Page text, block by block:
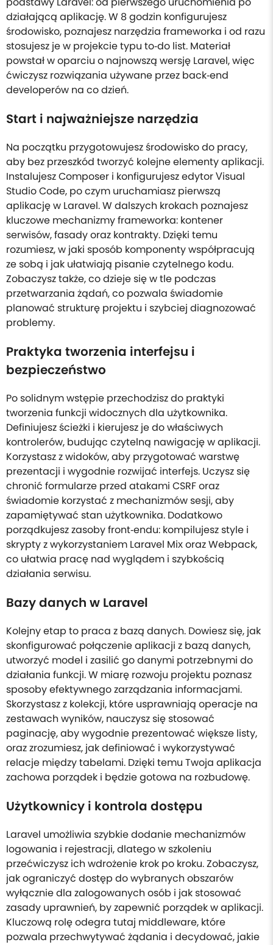
działającą aplikację. W 8 godzin konfigurujesz
środowisko, poznajesz narzędzia frameworka i od razu
stosujesz je w projekcie typu to‑do list. Materiał
powstał w oparciu o najnowszą wersję Laravel, więc
ćwiczysz rozwiązania używane przez back‑end
developerów na co dzień.
Start i najważniejsze narzędzia
Na początku przygotowujesz środowisko do pracy,
aby bez przeszkód tworzyć kolejne elementy aplikacji.
Instalujesz Composer i konfigurujesz edytor Visual
Studio Code, po czym uruchamiasz pierwszą
aplikację w Laravel. W dalszych krokach poznajesz
kluczowe mechanizmy frameworka: kontener
serwisów, fasady oraz kontrakty. Dzięki temu
rozumiesz, w jaki sposób komponenty współpracują
ze sobą i jak ułatwiają pisanie czytelnego kodu.
Zobaczysz także, co dzieje się w tle podczas
przetwarzania żądań, co pozwala świadomie
planować strukturę projektu i szybciej diagnozować
problemy.
Praktyka tworzenia interfejsu i
bezpieczeństwo
Po solidnym wstępie przechodzisz do praktyki
tworzenia funkcji widocznych dla użytkownika.
Definiujesz ścieżki i kierujesz je do właściwych
kontrolerów, budując czytelną nawigację w aplikacji.
Korzystasz z widoków, aby przygotować warstwę
prezentacji i wygodnie rozwijać interfejs. Uczysz się
chronić formularze przed atakami CSRF oraz
świadomie korzystać z mechanizmów sesji, aby
zapamiętywać stan użytkownika. Dodatkowo
porządkujesz zasoby front‑endu: kompilujesz style i
skrypty z wykorzystaniem Laravel Mix oraz Webpack,
co ułatwia pracę nad wyglądem i szybkością
działania serwisu.
Bazy danych w Laravel
Kolejny etap to praca z bazą danych. Dowiesz się, jak
skonfigurować połączenie aplikacji z bazą danych,
utworzyć model i zasilić go danymi potrzebnymi do
działania funkcji. W miarę rozwoju projektu poznasz
sposoby efektywnego zarządzania informacjami.
Skorzystasz z kolekcji, które usprawniają operacje na
zestawach wyników, nauczysz się stosować
paginację, aby wygodnie prezentować większe listy,
oraz zrozumiesz, jak definiować i wykorzystywać
relacje między tabelami. Dzięki temu Twoja aplikacja
zachowa porządek i będzie gotowa na rozbudowę.
Użytkownicy i kontrola dostępu
Laravel umożliwia szybkie dodanie mechanizmów
logowania i rejestracji, dlatego w szkoleniu
przećwiczysz ich wdrożenie krok po kroku. Zobaczysz,
jak ograniczyć dostęp do wybranych obszarów
wyłącznie dla zalogowanych osób i jak stosować
zasady uprawnień, by zapewnić porządek w aplikacji.
Kluczową rolę odegra tutaj middleware, które
pozwala przechwytywać żądania i decydować, jakie